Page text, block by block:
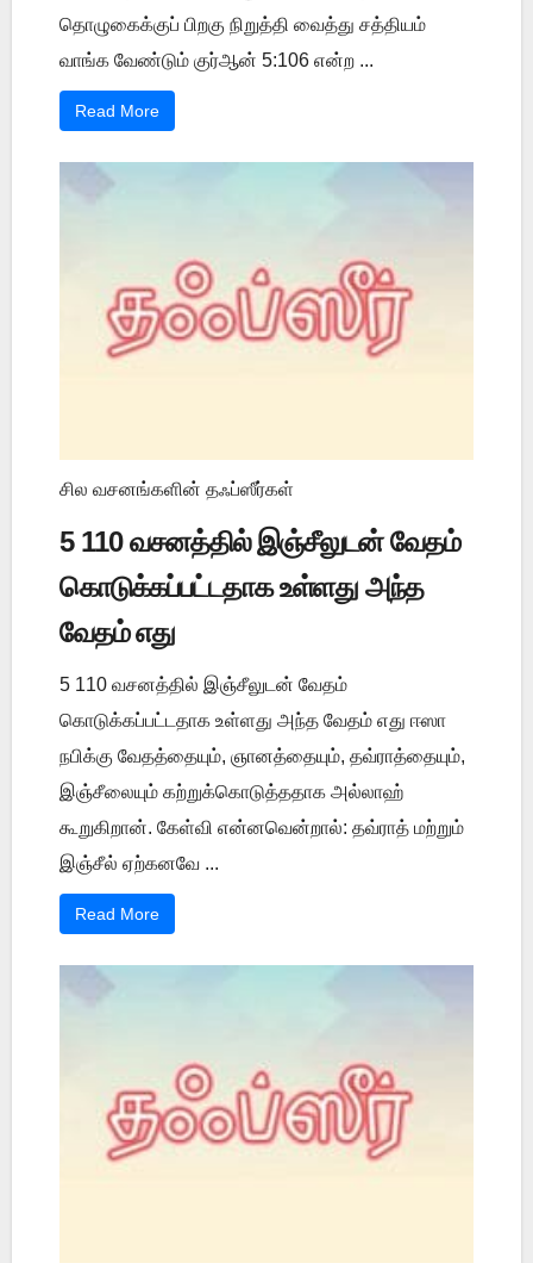
தொழுகைக்குப் பிறகு நிறுத்தி வைத்து சத்தியம்
வாங்க வேண்டும் குர்ஆன் 5:106 என்ற ...
Read More
சில வசனங்களின் தஃப்ஸீர்கள்
5 110 வசனத்தில் இஞ்சீலுடன் வேதம்
கொடுக்கப்பட்டதாக உள்ளது அந்த
வேதம் எது
5 110 வசனத்தில் இஞ்சீலுடன் வேதம்
கொடுக்கப்பட்டதாக உள்ளது அந்த வேதம் எது ஈஸா
நபிக்கு வேதத்தையும், ஞானத்தையும், தவ்ராத்தையும்,
இஞ்சீலையும் கற்றுக்கொடுத்ததாக அல்லாஹ்
கூறுகிறான். கேள்வி என்னவென்றால்: தவ்ராத் மற்றும்
இஞ்சீல் ஏற்கனவே ...
Read More